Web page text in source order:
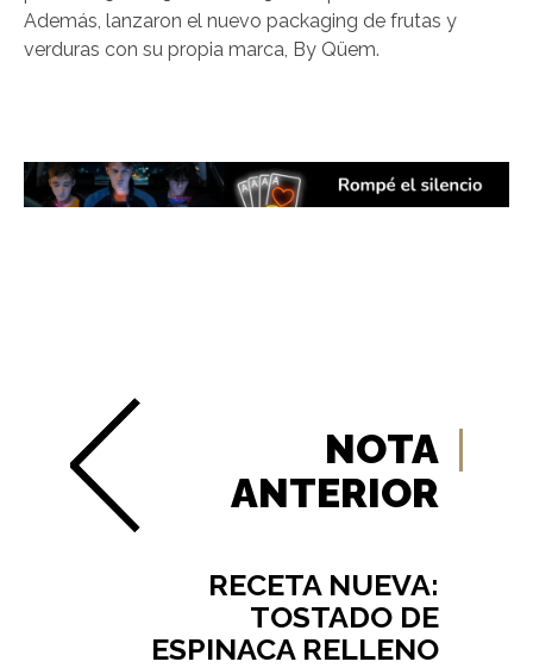
Además, lanzaron el nuevo packaging de frutas y
verduras con su propia marca, By Qüem.
NOTA
ANTERIOR
RECETA NUEVA:
TOSTADO DE
ESPINACA RELLENO